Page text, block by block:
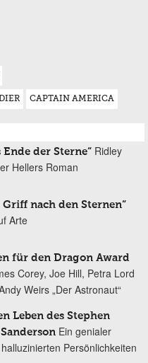
CAPTAIN AMERICA
der Sterne“ Ridley
Hellers Roman
Griff nach den Sternen“
Arte
für den Dragon Award
Corey, Joe Hill, Petra Lord
Weirs „Der Astronaut“
Leben des Stephen
Ein genialer
Persönlichkeiten